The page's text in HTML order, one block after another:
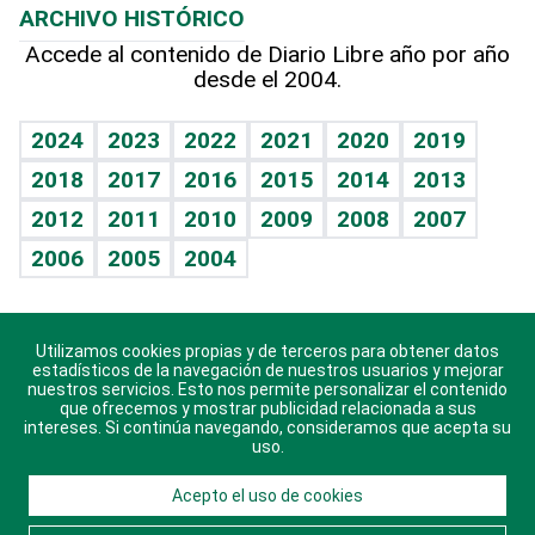
Hablando con el pediatra
Vida y familia
Eñe
Celebrando la vida
Sin complejos
En pocas palabras
Escuchando al corazón
Economía Personal
Línea de hit
TBT Deportivo
Más firmas
Hecho en casa
Guía del dinero
Cumpleaños
Horóscopos
Crucigramas
ARCHIVO HISTÓRICO
Accede al contenido de Diario Libre año por año
desde el 2004.
2024 2023 2022 2021 2020
2019
2018
2017 2016 2015 2014
2013
2012
2011 2010 2009 2008
2007
2006
2005 2004
Descarga nuestras aplicaciones para Android, iOS y
sistema Huawei.
© 2021 Diario Libre, todos los derechos reservados.
Utilizamos cookies propias y de terceros para obtener datos
estadísticos de la navegación de nuestros usuarios y mejorar
nuestros servicios. Esto nos permite personalizar el contenido
que ofrecemos y mostrar publicidad relacionada a sus
intereses. Si continúa navegando, consideramos que acepta su
uso.
Acepto el uso de cookies